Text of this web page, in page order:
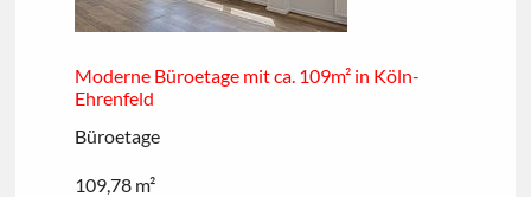
Moderne Büroetage mit ca. 109m² in Köln-
Ehrenfeld
Büroetage
109,78 m²